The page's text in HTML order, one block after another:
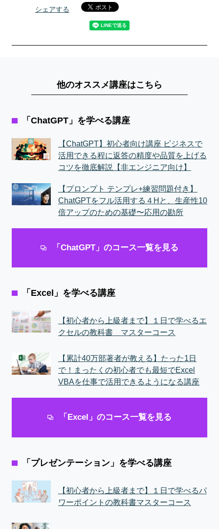
シェアする
他のオススメ講座はこちら
「ChatGPT」を学べる講座
【ChatGPT】初心者向け講座 ビジネスで
活用できる程に返答の精度や品質を上げる
コツを徹底解説【非エンジニア向け】
【プロンプト テンプレ+練習問題付き】
ChatGPTをフル活用する４Hと、生産性10
倍アップのための基礎〜応用の勘所
「ChatGPT」のコース一覧を見る
「Excel」を学べる講座
【初心者から上級者まで】１日で学べるエ
クセルの教科書 マスターコース
【累計40万部著者が教える】たった1日
で！まったくの初心者でも最短でExcel
VBAを仕事で活用できるようになる講座
「Excel」のコース一覧を見る
「プレゼンテーション」を学べる講座
【初心者から上級者まで】１日で学べるパ
ワーポイントの教科書マスターコース